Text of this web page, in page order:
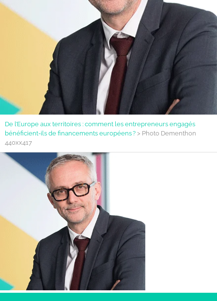
De l’Europe aux territoires : comment les entrepreneurs engagés
bénéficient-ils de financements européens ? > Photo Dementhon
440xx417